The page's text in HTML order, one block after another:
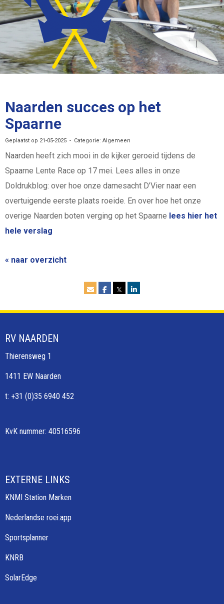
Naarden succes op het
Spaarne
Geplaatst op 21-05-2025 - Categorie: Algemeen
Naarden heeft zich mooi in de kijker geroeid tijdens de
Spaarne Lente Race op 17 mei. Lees alles in onze
Doldrukblog: over hoe onze damesacht D’Vier naar een
overtuigende eerste plaats roeide. En over hoe het onze
overige Naarden boten verging op het Spaarne lees hier het
hele verslag
« naar overzicht
𝕏
RV NAARDEN
Thierensweg 1
1411 EW Naarden
t: +31 (0)35 6940 452
KvK nummer: 40516596
EXTERNE LINKS
KNMI Station Marken
Nederlandse roei.app
Sportsplanner
KNRB
SolarEdge